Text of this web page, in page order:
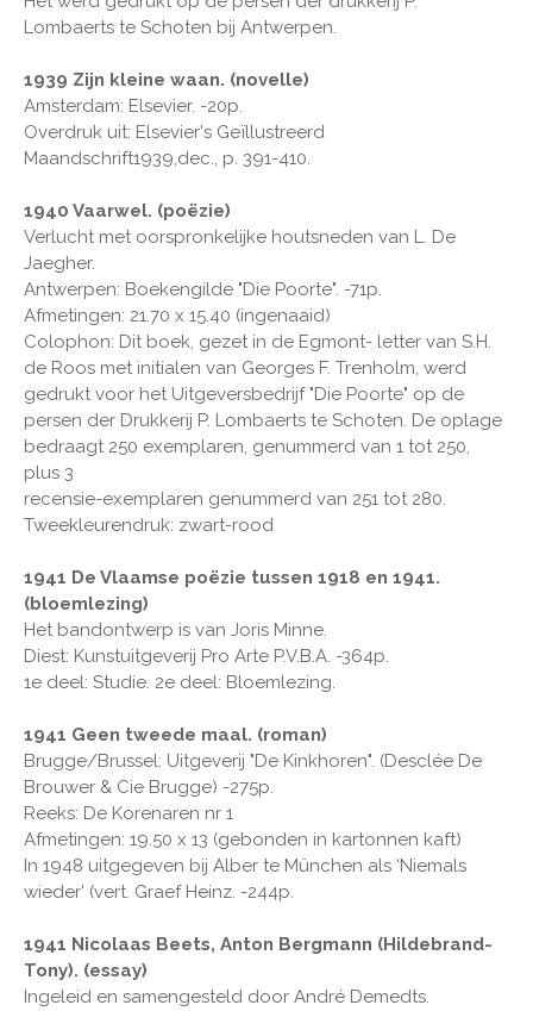
Lombaerts te Schoten bij Antwerpen.
1939 Zijn kleine waan. (novelle)
Amsterdam: Elsevier. -20p.
Overdruk uit: Elsevier's Geïllustreerd
Maandschrift1939,dec., p. 391-410.
1940 Vaarwel. (poëzie)
Verlucht met oorspronkelijke houtsneden van L. De
Jaegher.
Antwerpen: Boekengilde "Die Poorte". -71p.
Afmetingen: 21.70 x 15.40 (ingenaaid)
Colophon: Dit boek, gezet in de Egmont- letter van S.H.
de Roos met initialen van Georges F. Trenholm, werd
gedrukt voor het Uitgeversbedrijf "Die Poorte" op de
persen der Drukkerij P. Lombaerts te Schoten. De oplage
bedraagt 250 exemplaren, genummerd van 1 tot 250,
plus 3
recensie-exemplaren genummerd van 251 tot 280.
Tweekleurendruk: zwart-rood
1941 De Vlaamse poëzie tussen 1918 en 1941.
(bloemlezing)
Het bandontwerp is van Joris Minne.
Diest: Kunstuitgeverij Pro Arte P.V.B.A. -364p.
1e deel: Studie. 2e deel: Bloemlezing.
1941 Geen tweede maal. (roman)
Brugge/Brussel: Uitgeverij "De Kinkhoren". (Desclée De
Brouwer & Cie Brugge) -275p.
Reeks: De Korenaren nr 1
Afmetingen: 19.50 x 13 (gebonden in kartonnen kaft)
In 1948 uitgegeven bij Alber te München als ‘Niemals
wieder' (vert. Graef Heinz. -244p.
1941 Nicolaas Beets, Anton Bergmann (Hildebrand-
Tony). (essay)
Ingeleid en samengesteld door André Demedts.